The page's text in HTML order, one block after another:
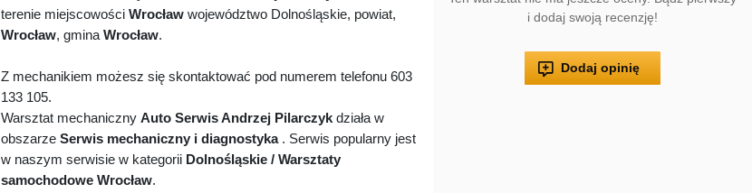
terenie miejscowości Wrocław województwo Dolnośląskie, powiat,
Wrocław, gmina Wrocław.
Z mechanikiem możesz się skontaktować pod numerem telefonu 603
133 105.
Warsztat mechaniczny Auto Serwis Andrzej Pilarczyk działa w
obszarze Serwis mechaniczny i diagnostyka. Serwis popularny jest
w naszym serwisie w kategorii Dolnośląskie / Warsztaty
samochodowe Wrocław.
i dodaj swoją recenzję!
Dodaj opinię